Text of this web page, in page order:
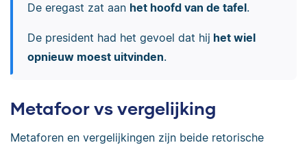
De eregast zat aan het hoofd van de tafel.
De president had het gevoel dat hij het wiel
opnieuw moest uitvinden.
Metafoor vs vergelijking
Metaforen en vergelijkingen zijn beide retorische